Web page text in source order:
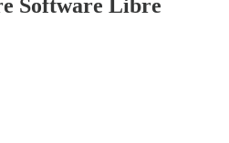
Software Libre